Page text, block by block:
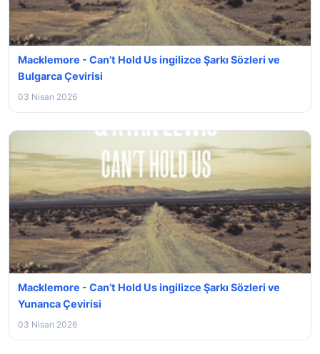
Macklemore - Can’t Hold Us ingilizce Şarkı Sözleri ve
Bulgarca Çevirisi
03 Nisan 2026
Macklemore - Can’t Hold Us ingilizce Şarkı Sözleri ve
Yunanca Çevirisi
03 Nisan 2026